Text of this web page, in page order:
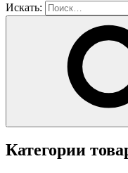
Искать:
Категории